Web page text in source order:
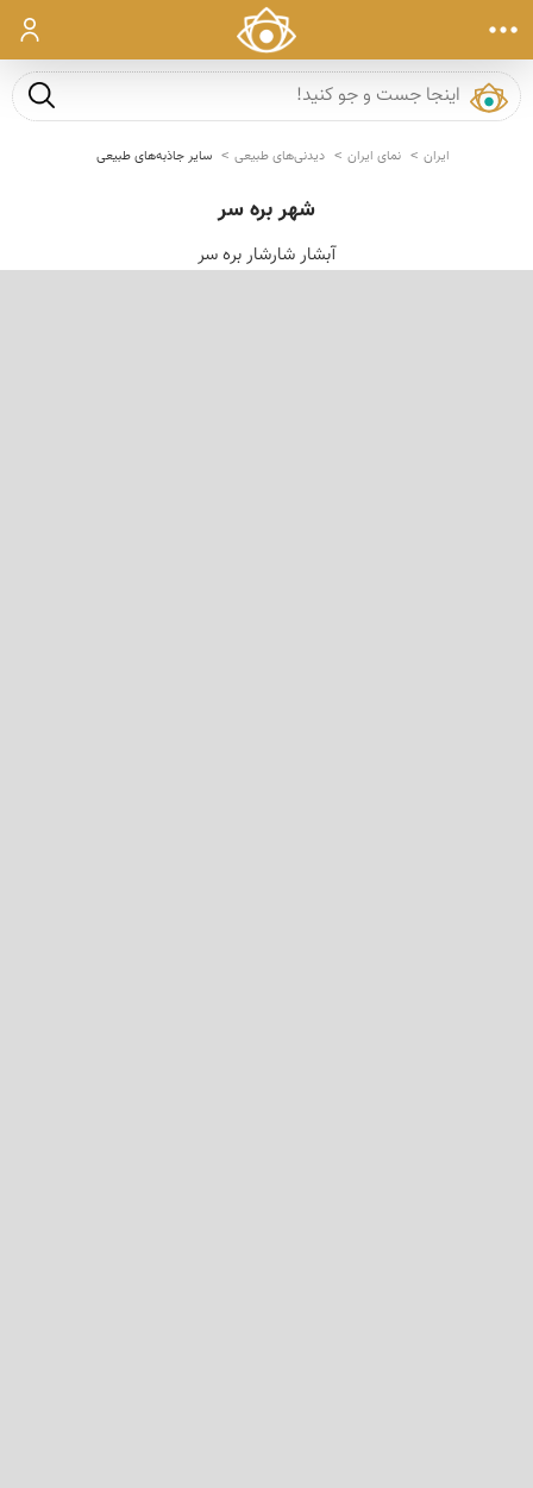
ورود
جست و
ایران نمای ایران دیدنی‌های طبیعی سایر جاذبه‌های طبیعی
شهر بره سر
آبشار شارشار بره سر